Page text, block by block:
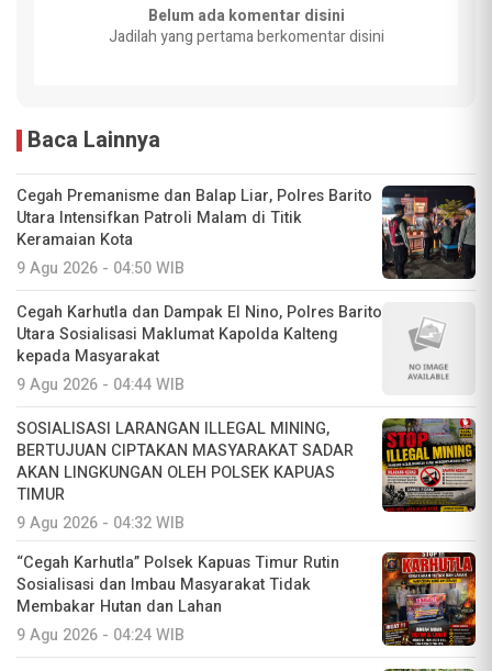
Belum ada komentar disini
Jadilah yang pertama berkomentar disini
Baca Lainnya
Cegah Premanisme dan Balap Liar, Polres Barito
Utara Intensifkan Patroli Malam di Titik
Keramaian Kota
9 Agu 2026 - 04:50 WIB
Cegah Karhutla dan Dampak El Nino, Polres Barito
Utara Sosialisasi Maklumat Kapolda Kalteng
kepada Masyarakat
9 Agu 2026 - 04:44 WIB
SOSIALISASI LARANGAN ILLEGAL MINING,
BERTUJUAN CIPTAKAN MASYARAKAT SADAR
AKAN LINGKUNGAN OLEH POLSEK KAPUAS
TIMUR
9 Agu 2026 - 04:32 WIB
“Cegah Karhutla” Polsek Kapuas Timur Rutin
Sosialisasi dan Imbau Masyarakat Tidak
Membakar Hutan dan Lahan
9 Agu 2026 - 04:24 WIB